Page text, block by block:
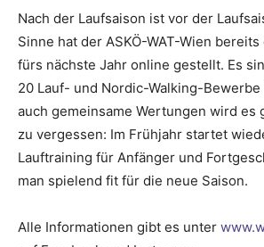
Nach der Laufsaison ist vor der
Sinne hat der ASKÖ-WAT-Wien
fürs nächste Jahr online gestellt. Es
20 Lauf- und Nordic-Walking-Bewerbe
auch gemeinsame Wertungen wird es
zu vergessen: Im Frühjahr startet
Lauftraining für Anfänger und
man spielend fit für die neue Saison.
Alle Informationen gibt es unter